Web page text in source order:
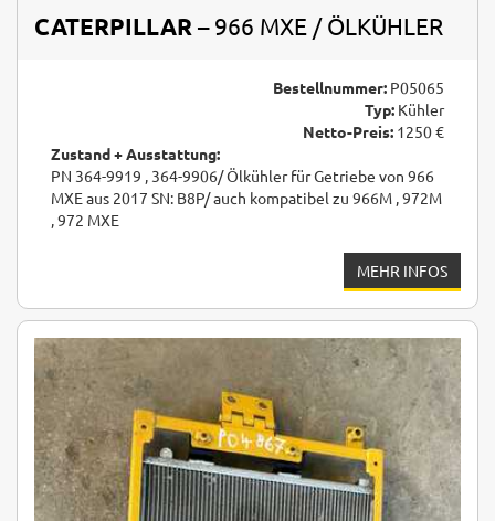
CATERPILLAR – 966 MXE / ÖLKÜHLER
Bestellnummer: P05065
Typ: Kühler
Netto-Preis: 1250 €
Zustand + Ausstattung:
PN 364-9919 , 364-9906/ Ölkühler für Getriebe von 966
MXE aus 2017 SN: B8P/ auch kompatibel zu 966M , 972M
, 972 MXE
MEHR INFOS